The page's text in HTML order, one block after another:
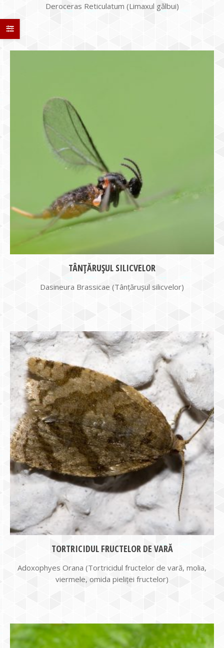
Deroceras Reticulatum (Limaxul gălbui)
TÂNŢĂRUŞUL SILICVELOR
Dasineura Brassicae (Tânţăruşul silicvelor)
TORTRICIDUL FRUCTELOR DE VARĂ
Adoxophyes Orana (Tortricidul fructelor de vară, molia,
viermele, omida pieliței fructelor)